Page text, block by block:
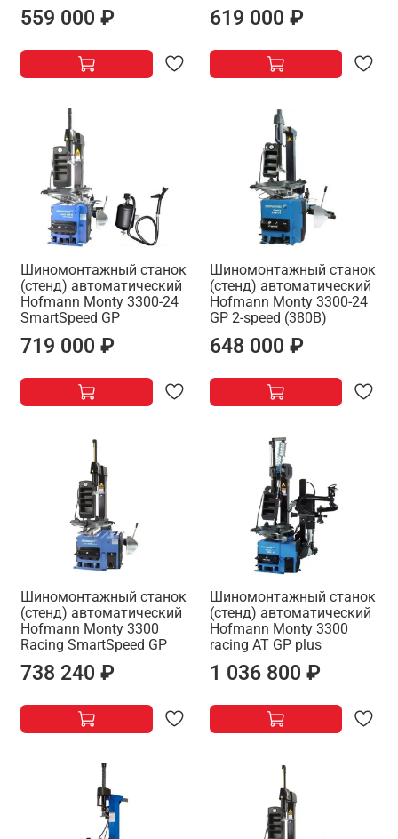
559 000 ₽ 619 000 ₽
Шиномонтажный станок
(стенд) автоматический
Hofmann Monty 3300-24
SmartSpeed GP
719 000 ₽
Шиномонтажный станок
(стенд) автоматический
Hofmann Monty 3300-24
GP 2-speed (380В)
648 000 ₽
Шиномонтажный станок
(стенд) автоматический
Hofmann Monty 3300
Racing SmartSpeed GP
738 240 ₽
Шиномонтажный станок
(стенд) автоматический
Hofmann Monty 3300
racing AT GP plus
1 036 800 ₽